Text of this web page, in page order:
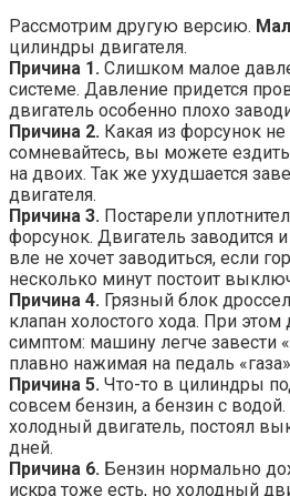
Рассмотрим другую версию.
цилиндры двигателя.
Причина 1. Слишком малое
системе. Давление придется
двигатель особенно плохо
Причина 2. Какая из форсунок не
сомневайтесь, вы можете
на двоих. Так же ухудшается
двигателя.
Причина 3. Постарели
форсунок. Двигатель заводится
вле не хочет заводиться, если
несколько минут постоит
Причина 4. Грязный блок
клапан холостого хода. При
симптом: машину легче завести
плавно нажимая на педаль
Причина 5. Что-то в цилиндры
совсем бензин, а бензин с
холодный двигатель, постоял
дней.
Причина 6. Бензин нормально
искра тоже есть, но холодный